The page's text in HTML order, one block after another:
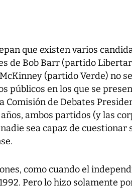
que existen varios
de Bob Barr (partido
(partido Verde) no
públicos en los que se
Comisión de Debates
ambos partidos (y las
sea capaz de cuestionar
como cuando el
Pero lo hizo solamente